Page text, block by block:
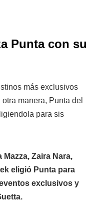
Punta con su
más exclusivos
manera, Punta del
para sis
Mazza, Zaira Nara,
eligió Punta para
exclusivos y